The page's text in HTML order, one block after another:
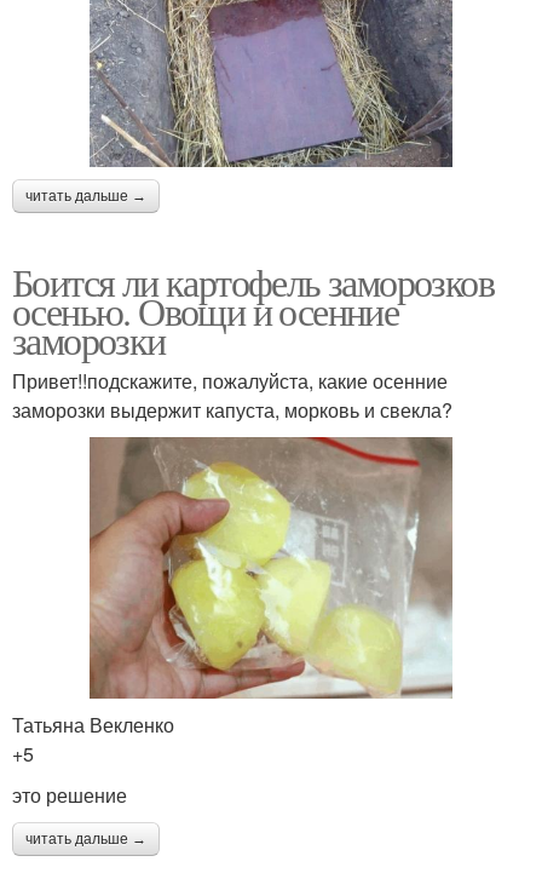
читать дальше →
Боится ли картофель заморозков
осенью. Овощи и осенние
заморозки
Привет!!подскажите, пожалуйста, какие осенние
заморозки выдержит капуста, морковь и свекла?
Татьяна Векленко
+5
это решение
читать дальше →